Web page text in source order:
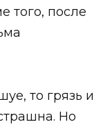
того, после
то грязь и
Но